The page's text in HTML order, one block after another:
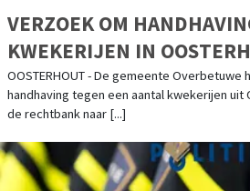
VERZOEK OM
KWEKERIJEN IN
AFGEWEZEN
OOSTERHOUT - De gemeente
handhaving tegen een aantal kwekerijen
de rechtbank naar [...]